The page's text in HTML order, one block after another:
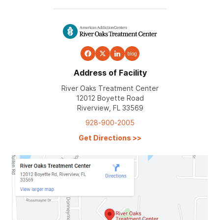
blog
Address of Facility
River Oaks Treatment Center
12012 Boyette Road
Riverview, FL 33569
928-900-2005
Get Directions >>